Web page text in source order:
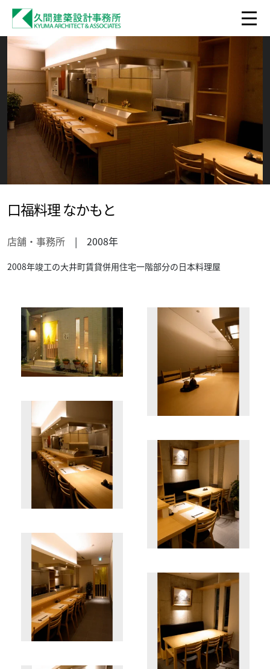
口福料理 なかもと
店舗・事務所 | 2008年
2008年竣工の大井町賃貸併用住宅一階部分の日本料理屋